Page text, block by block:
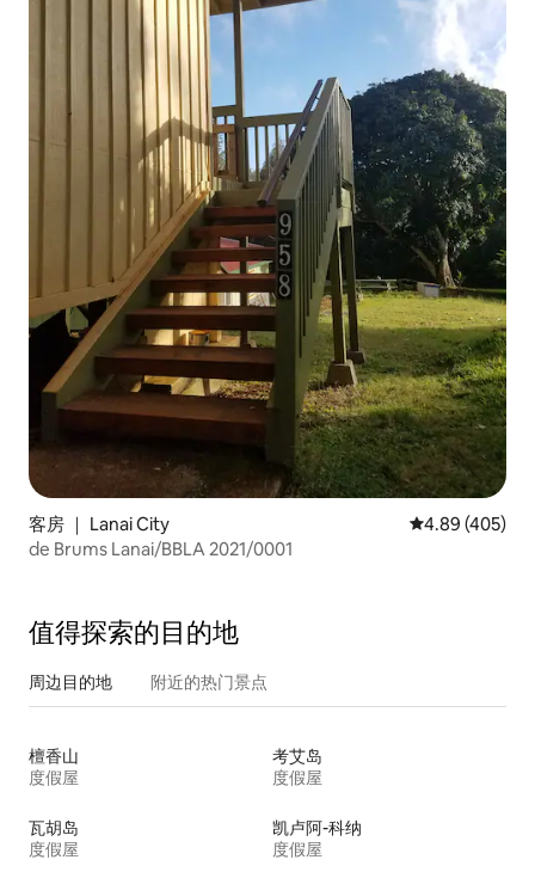
客房 ｜ Lanai City 平均评分 4.89
4.89 (405)
de Brums Lanai/BBLA 2021/0001
值得探索的目的地
周边目的地 附近的热门景点
檀香山
度假屋
考艾岛
度假屋
瓦胡岛
度假屋
凯卢阿-科纳
度假屋